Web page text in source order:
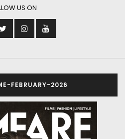
US ON
FEBRUARY-2026